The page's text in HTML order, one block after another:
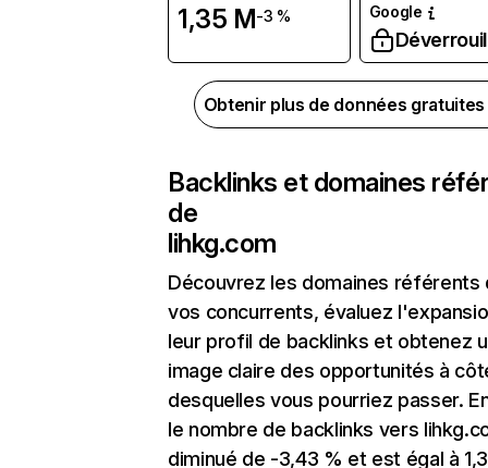
1,35 M-3 %
Google
Obtenir plus de données
Backlinks et domaines
de
lihkg.com
Découvrez les domaines référents
vos concurrents, évaluez
leur profil de backlinks et obtenez
image claire des opportunités à
desquelles vous pourriez passer.
le nombre de backlinks vers
diminué de -3,43 % et est égal à